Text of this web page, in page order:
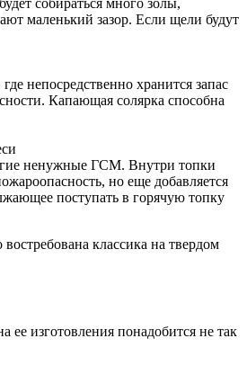
собираться много золы,
маленький зазор. Если щели будут
непосредственно хранится запас
Капающая солярка способна
ненужные ГСМ. Внутри топки
но еще добавляется
поступать в горячую топку
классика на твердом
изготовления понадобится не так